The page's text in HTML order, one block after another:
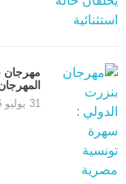
مهرجان
31 يوليو 2026